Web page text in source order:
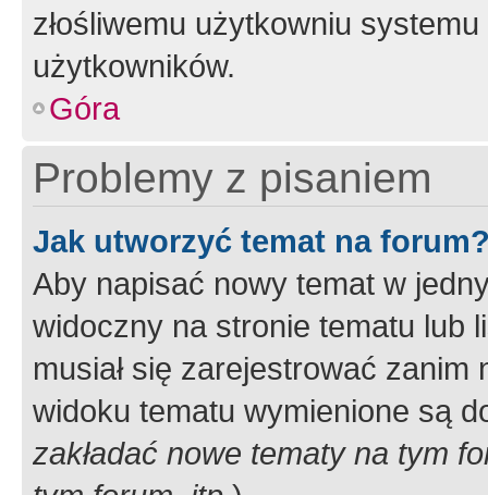
złośliwemu użytkowniu
użytkowników.
Góra
Problemy z pisaniem
Jak utworzyć temat na
Aby napisać nowy temat w
widoczny na stronie tematu lub
musiał się zarejestrować
widoku tematu wymienione są
zakładać nowe tematy na tym